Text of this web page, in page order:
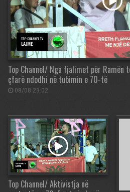
Top Channel/ Nga fjalimet për Ramën
çfarë ndodhi në tubimin e 70-të
08/08 23:02
Top Channel/ Aktivistja në